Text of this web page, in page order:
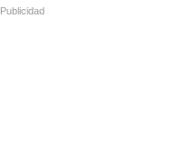
Publicidad